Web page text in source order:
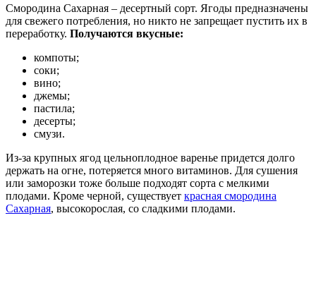
Смородина Сахарная – десертный сорт. Ягоды предназначены
для свежего потребления, но никто не запрещает пустить их в
переработку. Получаются вкусные:
компоты;
соки;
вино;
джемы;
пастила;
десерты;
смузи.
Из-за крупных ягод цельноплодное варенье придется долго
держать на огне, потеряется много витаминов. Для сушения
или заморозки тоже больше подходят сорта с мелкими
плодами. Кроме черной, существует красная смородина
Сахарная, высокорослая, со сладкими плодами.